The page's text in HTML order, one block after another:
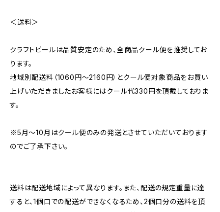
＜送料＞
クラフトビールは品質安定のため、全商品クール便を推奨してお
ります。
地域別配送料（1060円～2160円）とクール便対象商品をお買い
上げいただきましたお客様にはクール代330円を頂戴しておりま
す。
※5月～10月はクール便のみの発送とさせていただいております
のでご了承下さい。
送料は配送地域によって異なります。また、配送の規定重量に達
すると、1個口での配送ができなくなるため、2個口分の送料を頂